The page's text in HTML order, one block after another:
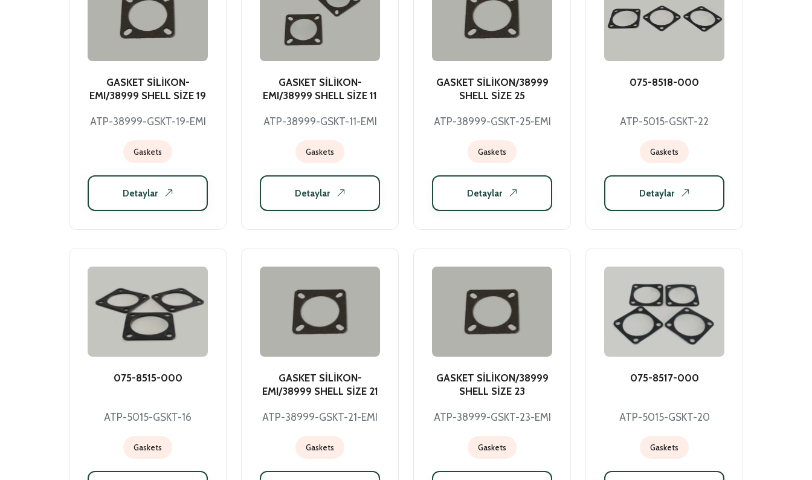
GASKET SİLİKON-
EMI/38999 SHELL SİZE 19
ATP-38999-GSKT-19-EMI
Gaskets
Detaylar
GASKET SİLİKON-
EMI/38999 SHELL SİZE 11
ATP-38999-GSKT-11-EMI
Gaskets
Detaylar
GASKET SİLİKON/38999
SHELL SİZE 25
ATP-38999-GSKT-25-EMI
Gaskets
Detaylar
075-8518-000
ATP-5015-GSKT-22
Gaskets
Detaylar
075-8515-000
ATP-5015-GSKT-16
Gaskets
GASKET SİLİKON-
EMI/38999 SHELL SİZE 21
ATP-38999-GSKT-21-EMI
Gaskets
GASKET SİLİKON/38999
SHELL SİZE 23
ATP-38999-GSKT-23-EMI
Gaskets
075-8517-000
ATP-5015-GSKT-20
Gaskets